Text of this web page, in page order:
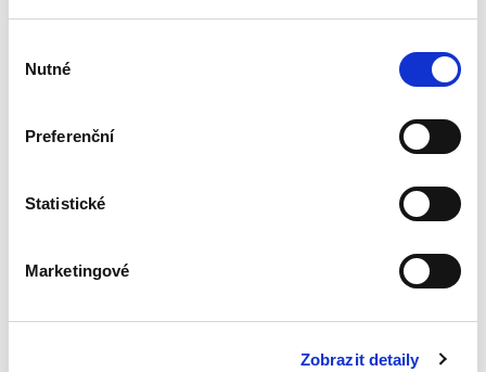
souhlasu
Nutné
Preferenční
Statistické
Marketingové
Zobrazit detaily
Jiří Kindl
poli soutěžního práva (práva ochrany
hospodářské soutěže) v českém i evropském